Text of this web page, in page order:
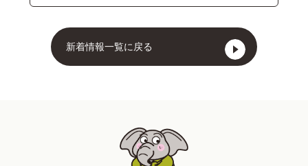
新着情報一覧に戻る